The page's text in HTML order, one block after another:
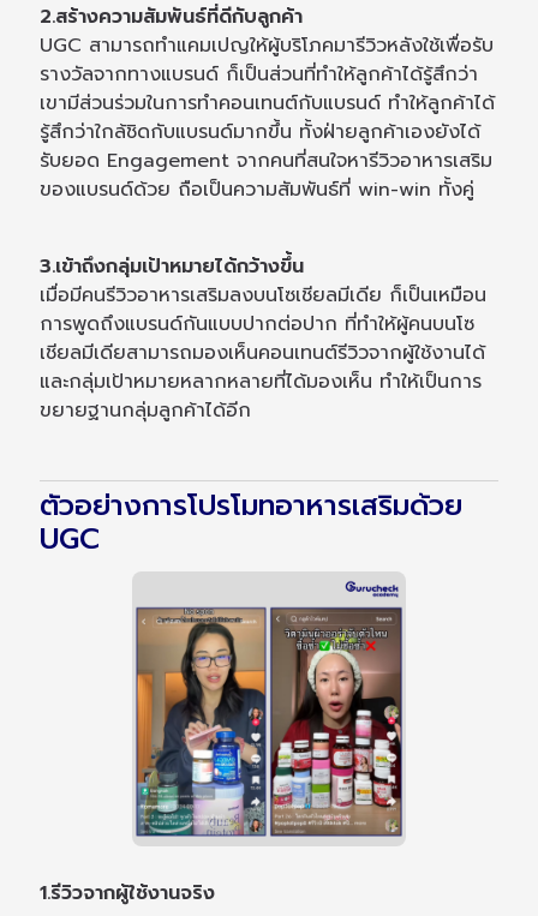
2.สร้างความสัมพันธ์ที่ดีกับลูกค้า
UGC สามารถทำแคมเปญให้ผู้บริโภคมารีวิวหลังใช้เพื่อรับ
รางวัลจากทางแบรนด์ ก็เป็นส่วนที่ทำให้ลูกค้าได้รู้สึกว่า
เขามีส่วนร่วมในการทำคอนเทนต์กับแบรนด์ ทำให้ลูกค้าได้
รู้สึกว่าใกล้ชิดกับแบรนด์มากขึ้น ทั้งฝ่ายลูกค้าเองยังได้
รับยอด Engagement จากคนที่สนใจหารีวิวอาหารเสริม
ของแบรนด์ด้วย ถือเป็นความสัมพันธ์ที่ win-win ทั้งคู่
3.เข้าถึงกลุ่มเป้าหมายได้กว้างขึ้น
เมื่อมีคนรีวิวอาหารเสริมลงบนโซเชียลมีเดีย ก็เป็นเหมือน
การพูดถึงแบรนด์กันแบบปากต่อปาก ที่ทำให้ผู้คนบนโซ
เชียลมีเดียสามารถมองเห็นคอนเทนต์รีวิวจากผู้ใช้งานได้
และกลุ่มเป้าหมายหลากหลายที่ได้มองเห็น ทำให้เป็นการ
ขยายฐานกลุ่มลูกค้าได้อีก
ตัวอย่างการโปรโมทอาหารเสริมด้วย
UGC
1.รีวิวจากผู้ใช้งานจริง